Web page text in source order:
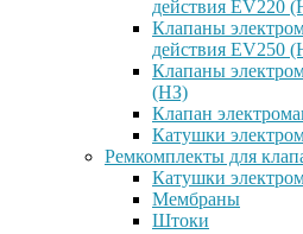
действия EV220
Клапаны
действия EV250
Клапаны
(НЗ)
Клапан
Катушки
Ремкомплекты для
Катушки
Мембраны
Штоки